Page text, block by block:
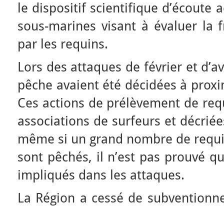
le dispositif scientifique d’écoute
sous-marines visant à évaluer la
par les requins.
Lors des attaques de février et
pêche avaient été décidées à
Ces actions de prélèvement de
associations de surfeurs et
même si un grand nombre de
sont pêchés, il n’est pas prouvé
impliqués dans les attaques.
La Région a cessé de